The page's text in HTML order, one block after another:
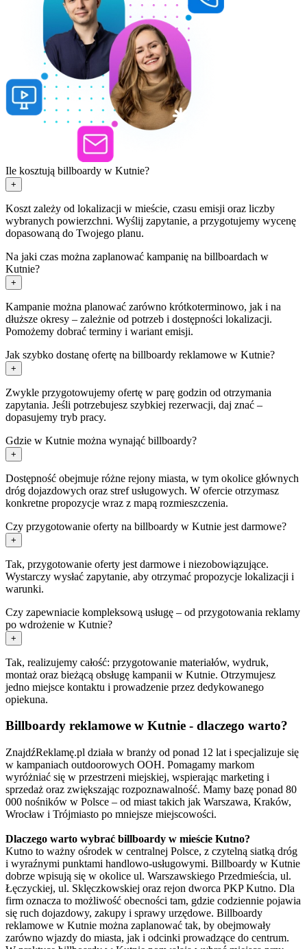
Ile kosztują billboardy w Kutnie?
+
Koszt zależy od lokalizacji w mieście, czasu emisji oraz liczby
wybranych powierzchni. Wyślij zapytanie, a przygotujemy wycenę
dopasowaną do Twojego planu.
Na jaki czas można zaplanować kampanię na billboardach w
Kutnie?
+
Kampanie można planować zarówno krótkoterminowo, jak i na
dłuższe okresy – zależnie od potrzeb i dostępności lokalizacji.
Pomożemy dobrać terminy i wariant emisji.
Jak szybko dostanę ofertę na billboardy reklamowe w Kutnie?
+
Zwykle przygotowujemy ofertę w parę godzin od otrzymania
zapytania. Jeśli potrzebujesz szybkiej rezerwacji, daj znać –
dopasujemy tryb pracy.
Gdzie w Kutnie można wynająć billboardy?
+
Dostępność obejmuje różne rejony miasta, w tym okolice głównych
dróg dojazdowych oraz stref usługowych. W ofercie otrzymasz
konkretne propozycje wraz z mapą rozmieszczenia.
Czy przygotowanie oferty na billboardy w Kutnie jest darmowe?
+
Tak, przygotowanie oferty jest darmowe i niezobowiązujące.
Wystarczy wysłać zapytanie, aby otrzymać propozycje lokalizacji i
warunki.
Czy zapewniacie kompleksową usługę – od przygotowania reklamy
po wdrożenie w Kutnie?
+
Tak, realizujemy całość: przygotowanie materiałów, wydruk,
montaż oraz bieżącą obsługę kampanii w Kutnie. Otrzymujesz
jedno miejsce kontaktu i prowadzenie przez dedykowanego
opiekuna.
Billboardy reklamowe w Kutnie - dlaczego warto?
ZnajdźReklamę.pl działa w branży od ponad 12 lat i specjalizuje się
w kampaniach outdoorowych OOH. Pomagamy markom
wyróżniać się w przestrzeni miejskiej, wspierając marketing i
sprzedaż oraz zwiększając rozpoznawalność. Mamy bazę ponad 80
000 nośników w Polsce – od miast takich jak Warszawa, Kraków,
Wrocław i Trójmiasto po mniejsze miejscowości.
Dlaczego warto wybrać billboardy w mieście Kutno?
Kutno to ważny ośrodek w centralnej Polsce, z czytelną siatką dróg
i wyraźnymi punktami handlowo-usługowymi. Billboardy w Kutnie
dobrze wpisują się w okolice ul. Warszawskiego Przedmieścia, ul.
Łęczyckiej, ul. Sklęczkowskiej oraz rejon dworca PKP Kutno. Dla
firm oznacza to możliwość obecności tam, gdzie codziennie pojawia
się ruch dojazdowy, zakupy i sprawy urzędowe. Billboardy
reklamowe w Kutnie można zaplanować tak, by obejmowały
zarówno wjazdy do miasta, jak i odcinki prowadzące do centrum.